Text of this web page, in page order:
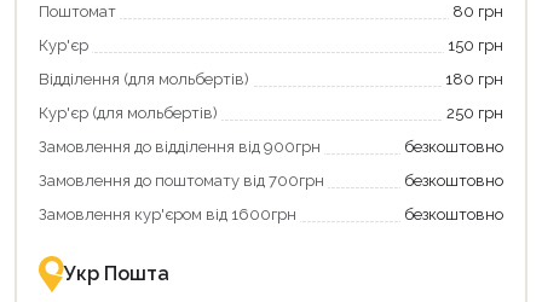
карту
щоб
зекономити
та
отримати
переваги!
картою
єКнига
–
зручно
та
покупку
«Національний
кешбек»
та
отримуйте
повернення
Економте
більше
разом
державною
підтримкою!
Поштомат
80 грн
Кур'єр
150 грн
Відділення (для мольбертів)
180 грн
Кур'єр (для мольбертів)
250 грн
Замовлення до відділення від 900грн
безкоштовно
Замовлення до поштомату від 700грн
безкоштовно
Замовлення кур'єром від 1600грн
безкоштовно
Укр Пошта